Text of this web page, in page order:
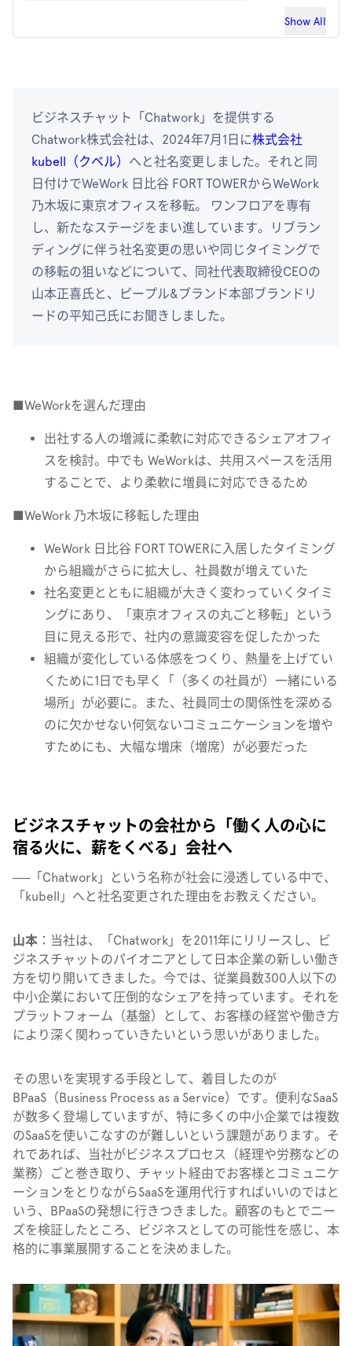
Show All
ビジネスチャット「Chatwork」を提供する
Chatwork株式会社は、2024年7月1日に株式会社
kubell（クベル） へと社名変更しました。それと同
日付けでWeWork 日比谷 FORT TOWERからWeWork
乃木坂に東京オフィスを移転。 ワンフロアを専有
し、新たなステージをまい進しています。リブラン
ディングに伴う社名変更の思いや同じタイミングで
の移転の狙いなどについて、同社代表取締役CEOの
山本正喜氏と、ピープル&ブランド本部ブランドリ
ードの平知己氏にお聞きしました。
■WeWorkを選んだ理由
出社する人の増減に柔軟に対応できるシェアオフィ
スを検討。中でも WeWorkは、共用スペースを活用
することで、より柔軟に増員に対応できるため
■WeWork 乃木坂に移転した理由
WeWork 日比谷 FORT TOWERに入居したタイミング
から組織がさらに拡大し、社員数が増えていた
社名変更とともに組織が大きく変わっていくタイミ
ングにあり、「東京オフィスの丸ごと移転」という
目に見える形で、社内の意識変容を促したかった
組織が変化している体感をつくり、熱量を上げてい
くために1日でも早く「（多くの社員が）一緒にいる
場所」が必要に。また、社員同士の関係性を深める
のに欠かせない何気ないコミュニケーションを増や
すためにも、大幅な増床（増席）が必要だった
ビジネスチャットの会社から「働く人の心に
宿る火に、薪をくべる」会社へ
──「Chatwork」という名称が社会に浸透している中で、
「kubell」へと社名変更された理由をお教えください。
山本 ：当社は、「Chatwork」を2011年にリリースし、ビ
ジネスチャットのパイオニアとして日本企業の新しい働き
方を切り開いてきました。今では、従業員数300人以下の
中小企業において圧倒的なシェアを持っています。それを
プラットフォーム（基盤）として、お客様の経営や働き方
により深く関わっていきたいという思いがありました。
その思いを実現する手段として、着目したのが
BPaaS（Business Process as a Service）です。便利なSaaS
が数多く登場していますが、特に多くの中小企業では複数
のSaaSを使いこなすのが難しいという課題があります。そ
れであれば、当社がビジネスプロセス（経理や労務などの
業務）ごと巻き取り、チャット経由でお客様とコミュニケ
ーションをとりながらSaaSを運用代行すればいいのではと
いう、BPaaSの発想に行きつきました。顧客のもとでニー
ズを検証したところ、ビジネスとしての可能性を感じ、本
格的に事業展開することを決めました。